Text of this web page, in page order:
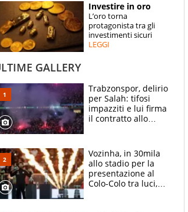
SPECIALI
ESPERTI
Investire in oro
L’oro torna
protagonista tra gli
investimenti sicuri
LEGGI
GALLERY
Trabzonspor, delirio
per Salah: tifosi
impazziti e lui firma
il contratto allo
Vozinha, in 30mila
allo stadio per la
presentazione al
Colo-Colo tra luci,